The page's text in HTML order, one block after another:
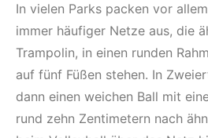
In vielen Parks packen vor
immer häufiger Netze aus, die
Trampolin, in einen runden
auf fünf Füßen stehen. In
dann einen weichen Ball mit
rund zehn Zentimetern nach